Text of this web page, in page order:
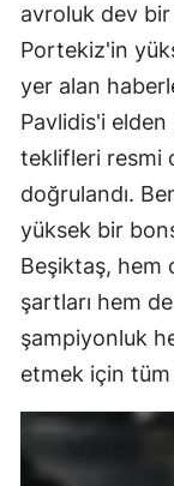
avroluk dev bir
Portekiz'in
yer alan
Pavlidis'i elden
teklifleri resmi
doğrulandı.
yüksek bir
Beşiktaş, hem
şartları hem
şampiyonluk
etmek için tüm